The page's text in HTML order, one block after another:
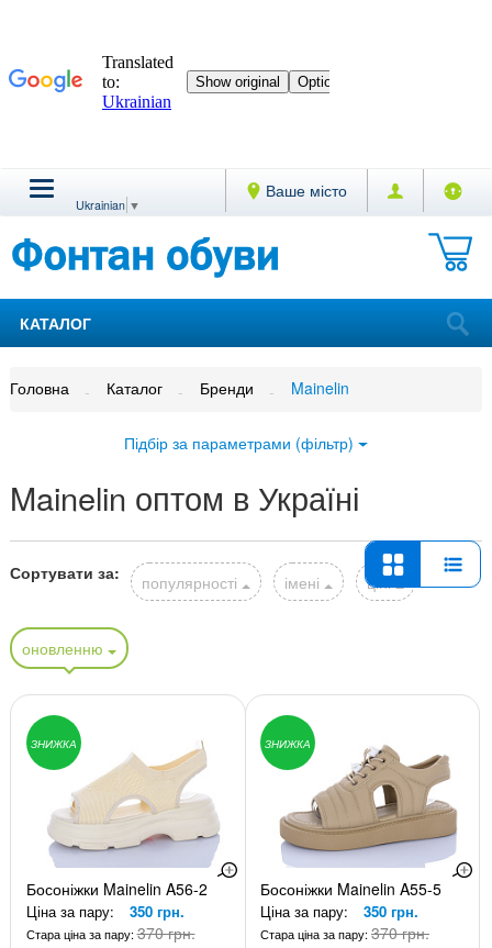
Ваше місто
Ukrainian ▼
КАТАЛОГ
Головна Каталог Бренди Mainelin
Підбір за параметрами (фільтр)
Mainelin оптом в Україні
Сортувати за: популярності імені ціні
оновленню
ЗНИЖКА
Босоніжки Mainelin A56-2
Ціна за пару: 350 грн.
Стара ціна за пару:370 грн.
ЗНИЖКА
Босоніжки Mainelin A55-5
Ціна за пару: 350 грн.
Стара ціна за пару:370 грн.